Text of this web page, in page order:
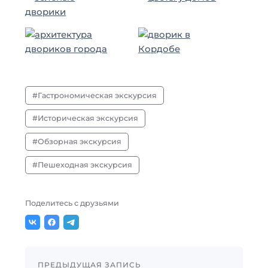
Гастрономическая экскурсия
Историческая экскурсия
Обзорная экскурсия
Пешеходная экскурсия
Поделитесь с друзьями
ПРЕДЫДУЩАЯ ЗАПИСЬ